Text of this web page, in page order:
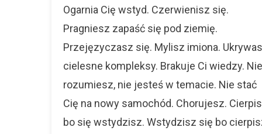
Ogarnia Cię wstyd. Czerwienisz się.
Pragniesz zapaść się pod ziemię.
Przejęzyczasz się. Mylisz imiona.
cielesne kompleksy. Brakuje Ci wiedzy. Nie
rozumiesz, nie jesteś w temacie. Nie stać
Cię na nowy samochód. Chorujesz.
bo się wstydzisz. Wstydzisz się bo